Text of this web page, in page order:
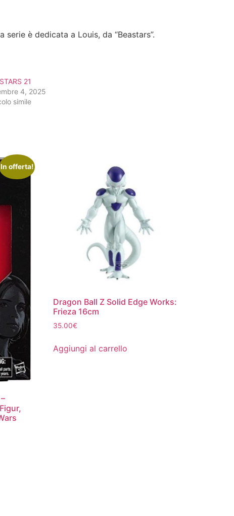
è dedicata a Louis, da “Beastars”.
21
4, 2025
simile
In offerta!
Dragon Ball Z Solid Edge Works:
Frieza 16cm
35.00€
Aggiungi al carrello